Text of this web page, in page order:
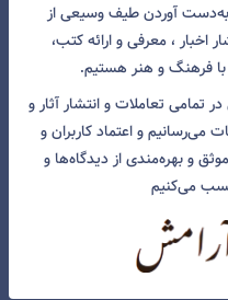
آوردن طیف وسیعی از
اخبار ، معرفی و ارائه کتب،
با فرهنگ و هنر هستیم.
تمامی تعاملات و انتشار آثار و
می‌رسانیم و اعتماد کاربران و
و بهره‌مندی از دیدگاه‌ها و
می‌کنیم